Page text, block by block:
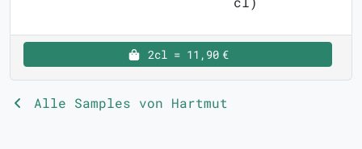
2cl = 11,90 €
Alle Samples von Hartmut